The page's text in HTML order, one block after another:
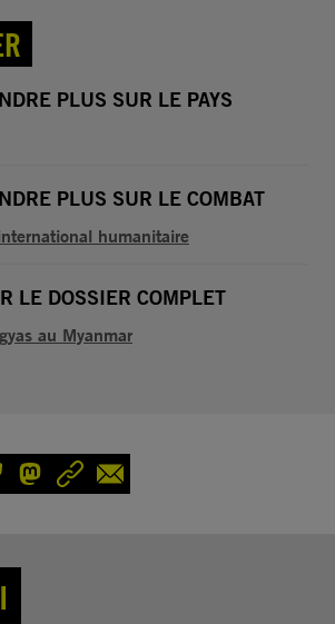
PLUS SUR LE PAYS
PLUS SUR LE COMBAT
humanitaire
LE DOSSIER COMPLET
au Myanmar